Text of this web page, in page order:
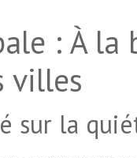
: À la
villes
sur la